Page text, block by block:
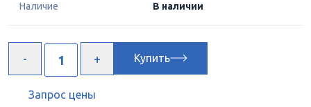
Наличие В наличии
Купить
Запрос цены